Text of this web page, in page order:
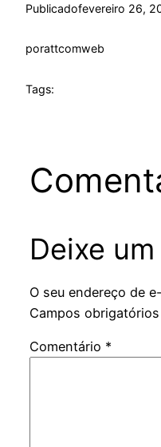
Publicadofevereiro 26,
porattcomweb
Tags:
Deixe
O seu endereço de
Campos
Comentário *